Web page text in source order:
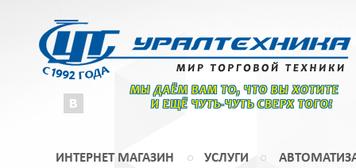
МЫ ДАЁМ ВАМ ТО, ЧТО ВЫ ХОТИТЕ
И ЕЩЁ ЧУТЬ-ЧУТЬ СВЕРХ ТОГО!
ИНТЕРНЕТ МАГАЗИН УСЛУГИ